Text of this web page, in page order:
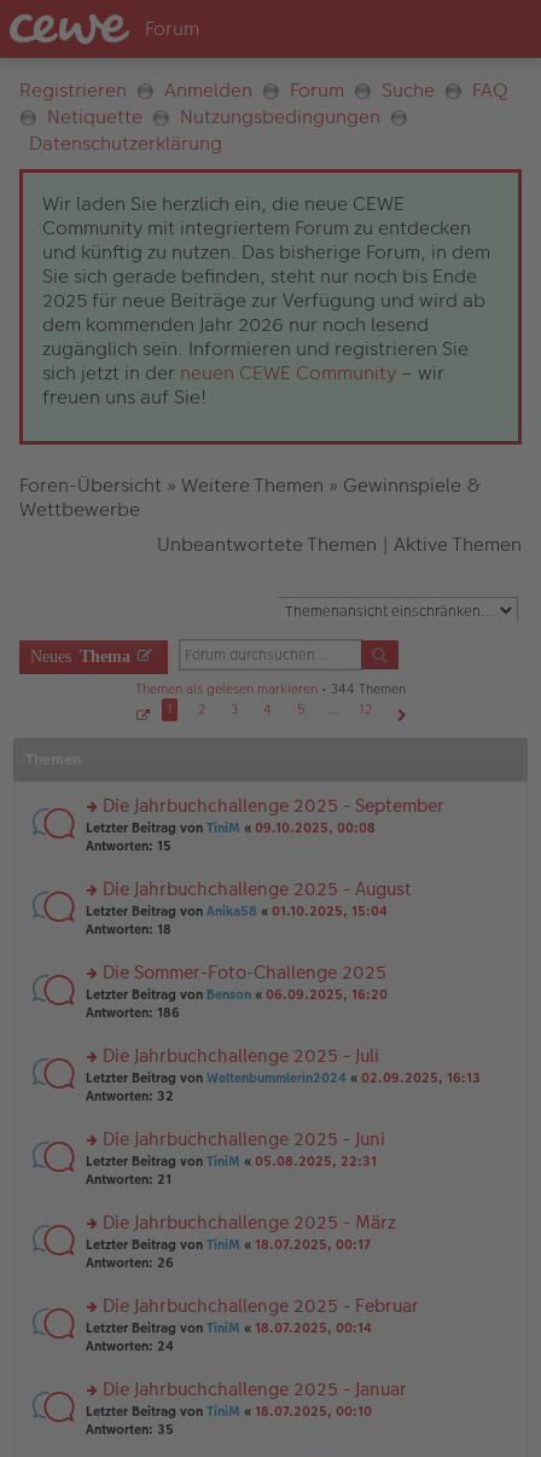
Registrieren Anmelden Forum Suche
FAQ
Netiquette
Nutzungsbedingungen
Datenschutzerklärung
Wir laden Sie herzlich ein, die neue CEWE
Community mit integriertem Forum zu entdecken
und künftig zu nutzen. Das bisherige Forum, in dem
Sie sich gerade befinden, steht nur noch bis Ende
2025 für neue Beiträge zur Verfügung und wird ab
dem kommenden Jahr 2026 nur noch lesend
zugänglich sein. Informieren und registrieren Sie
sich jetzt in der neuen CEWE Community – wir
freuen uns auf Sie!
Foren-Übersicht » Weitere Themen » Gewinnspiele &
Wettbewerbe
Unbeantwortete Themen | Aktive Themen
Neues Thema
Themen als gelesen markieren • 344 Themen
1
v
o
n
1
1 2 3 4 5 …
12
rs
te
n
g
el
e
n
er
tr
a
g
Die Jahrbuchchallenge 2025 - September
Letzter Beitrag von TiniM « 09.10.2025, 00:08
Antworten: 15
rs
te
n
g
el
e
n
er
tr
a
g
Die Jahrbuchchallenge 2025 - August
Letzter Beitrag von Anika58 « 01.10.2025, 15:04
Antworten: 18
rs
te
n
g
el
e
n
er
tr
a
g
Die Sommer-Foto-Challenge 2025
Letzter Beitrag von Benson « 06.09.2025, 16:20
Antworten: 186
rs
te
n
g
el
e
n
er
tr
a
g
Die Jahrbuchchallenge 2025 - Juli
Letzter Beitrag von Weltenbummlerin2024 « 02.09.2025, 16:13
Antworten: 32
rs
te
n
g
el
e
n
er
tr
a
g
Die Jahrbuchchallenge 2025 - Juni
Letzter Beitrag von TiniM « 05.08.2025, 22:31
Antworten: 21
rs
te
n
g
el
e
n
er
Die Jahrbuchchallenge 2025 - März
Letzter Beitrag von TiniM « 18.07.2025, 00:17
Antworten: 26
rs
te
n
g
el
Die Jahrbuchchallenge 2025 - Februar
Letzter Beitrag von TiniM « 18.07.2025, 00:14
Antworten: 24
rs
te
Die Jahrbuchchallenge 2025 - Januar
Letzter Beitrag von TiniM « 18.07.2025, 00:10
Antworten: 35